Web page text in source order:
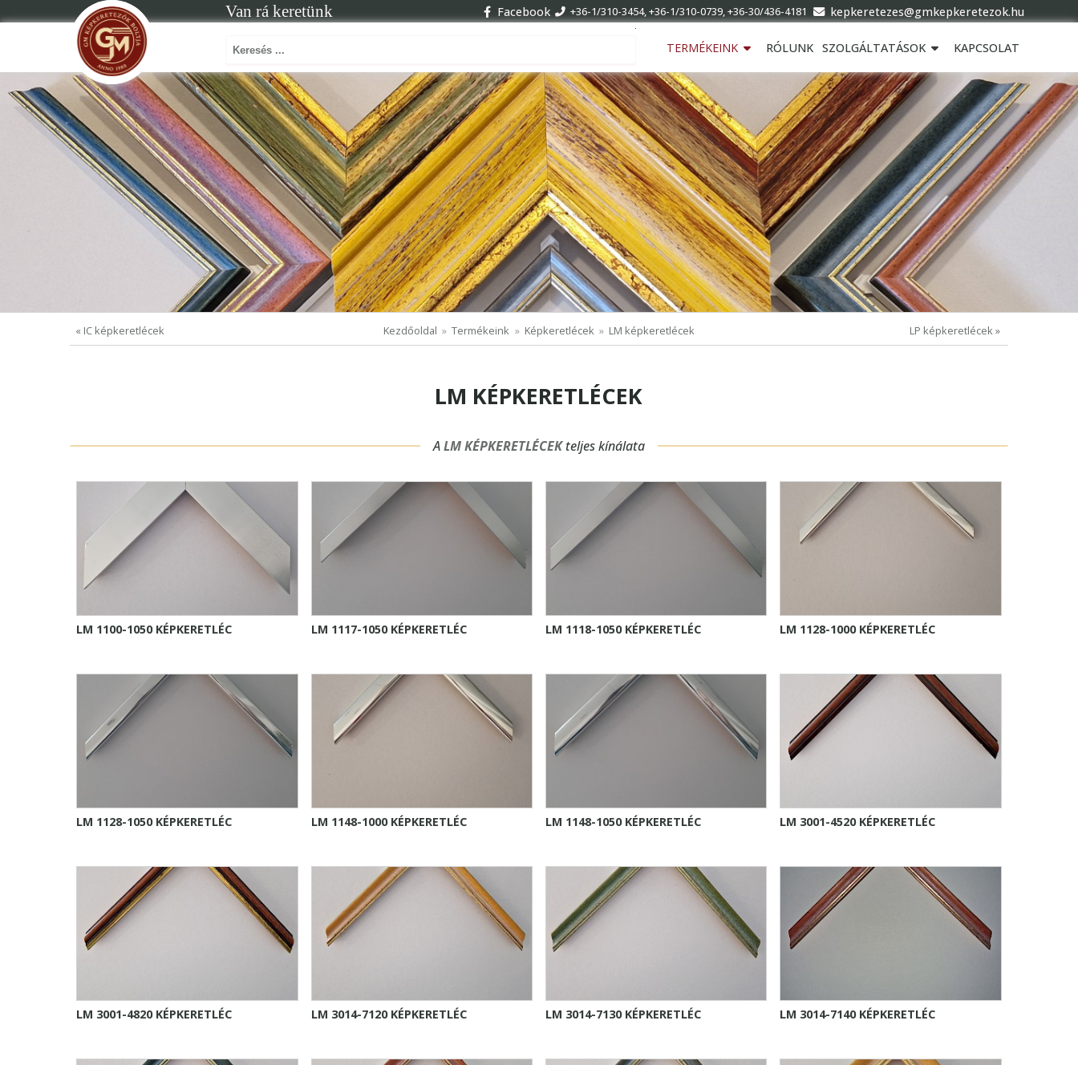
Van rá keretünk Facebook +36-1/310-3454, +36-1/310-0739, +36-30/436-4181 kepkeretezes@gmkepkeretezok.hu
TERMÉKEINK RÓLUNK SZOLGÁLTATÁSOK KAPCSOLAT
« IC képkeretlécek Kezdőoldal Termékeink Képkeretlécek LM képkeretlécek LP képkeretlécek »
LM KÉPKERETLÉCEK
ALM KÉPKERETLÉCEKteljes kínálata
LM 1100-1050 KÉPKERETLÉC LM 1117-1050 KÉPKERETLÉC LM 1118-1050 KÉPKERETLÉC LM 1128-1000 KÉPKERETLÉC
LM 1128-1050 KÉPKERETLÉC LM 1148-1000 KÉPKERETLÉC LM 1148-1050 KÉPKERETLÉC LM 3001-4520 KÉPKERETLÉC
LM 3001-4820 KÉPKERETLÉC LM 3014-7120 KÉPKERETLÉC LM 3014-7130 KÉPKERETLÉC LM 3014-7140 KÉPKERETLÉC